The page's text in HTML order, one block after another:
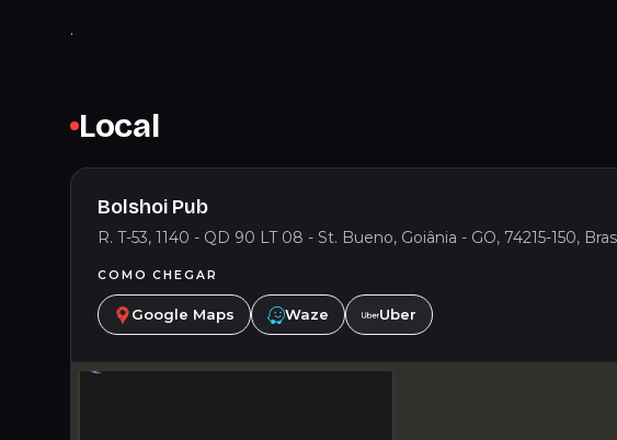
.
Local
Bolshoi Pub
R. T-53, 1140 - QD 90 LT 08 - St. Bueno, Goiânia - GO, 74215-150,
COMO CHEGAR
Google Maps Waze Uber